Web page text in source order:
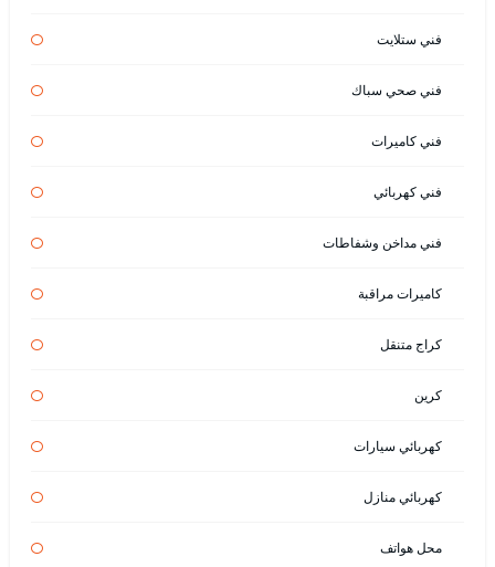
فني ستلايت
فني صحي سباك
فني كاميرات
فني كهربائي
فني مداخن وشفاطات
كاميرات مراقبة
كراج متنقل
كرين
كهربائي سيارات
كهربائي منازل
محل هواتف